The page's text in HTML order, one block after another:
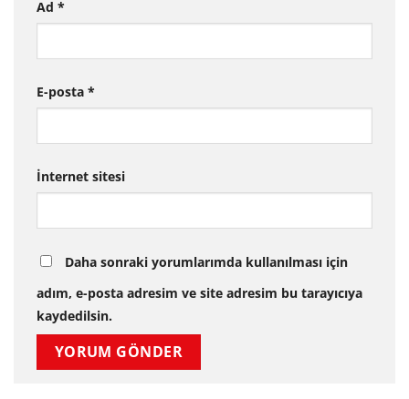
Ad *
E-posta *
İnternet sitesi
Daha sonraki yorumlarımda kullanılması için
adım, e-posta adresim ve site adresim bu tarayıcıya
kaydedilsin.